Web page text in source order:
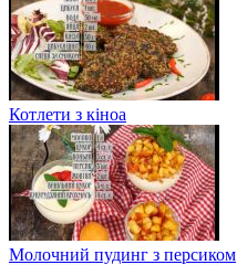
Котлети з кіноа
Молочний пудинг з персиком